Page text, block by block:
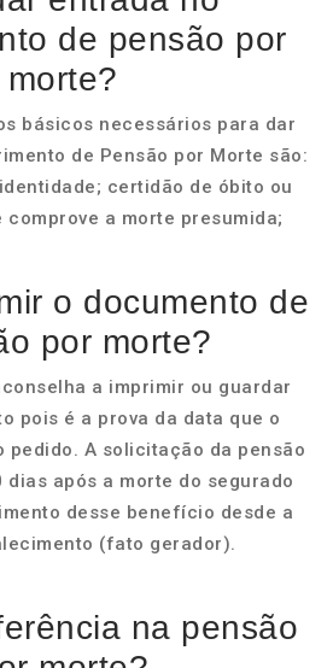
de pensão por
morte?
básicos necessários para dar
de Pensão por Morte são:
certidão de óbito ou
comprove a morte presumida;
o documento de
por morte?
a imprimir ou guardar
pois é a prova da data que o
A solicitação da pensão
dias após a morte do segurado
desse benefício desde a
(fato gerador).
na pensão